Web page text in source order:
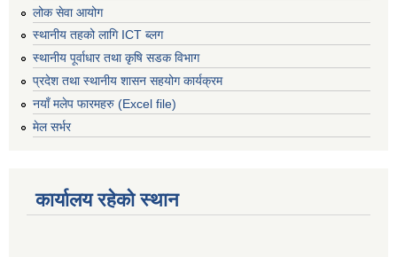
लोक सेवा आयोग
स्थानीय तहको लागि ICT ब्लग
स्थानीय पूर्वाधार तथा कृषि सडक विभाग
प्रदेश तथा स्थानीय शासन सहयोग कार्यक्रम
नयाँ मलेप फारमहरु (Excel file)
मेल सर्भर
कार्यालय रहेको स्थान